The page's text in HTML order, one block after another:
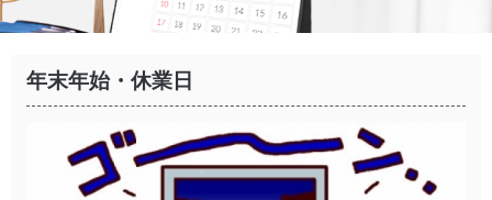
年末年始・休業日